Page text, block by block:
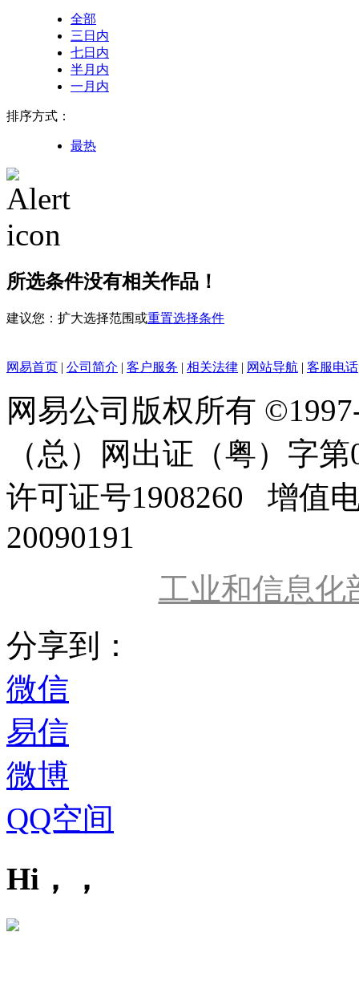
全部
三日内
七日内
半月内
一月内
排序方式：
最热
所选条件没有相关作品！
建议您：扩大选择范围或重置选择条件
网易首页 | 公司简介 | 客户服务 | 相关法律 | 网站导航 | 客服电话
网易公司版权所有
（总）网出证（粤）字
许可证号1908260 增值
20090191
工业和信息化
分享到：
微信
易信
微博
QQ空间
Hi，，